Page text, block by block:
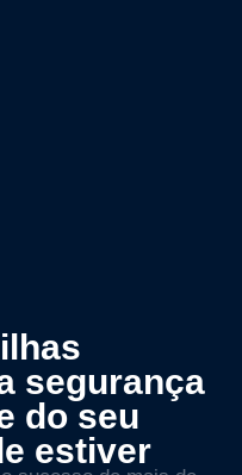
segurança
do seu
estiver